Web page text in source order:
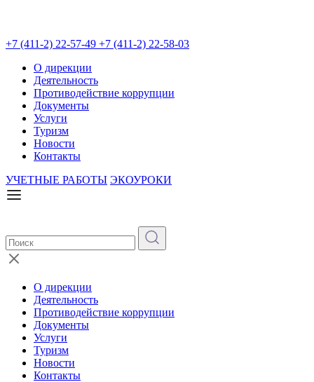
+7 (411-2) 22-57-49 +7 (411-2) 22-58-03
О дирекции
Деятельность
Противодействие коррупции
Документы
Услуги
Туризм
Новости
Контакты
УЧЕТНЫЕ РАБОТЫ ЭКОУРОКИ
О дирекции
Деятельность
Противодействие коррупции
Документы
Услуги
Туризм
Новости
Контакты